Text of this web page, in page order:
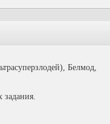
Белмод,